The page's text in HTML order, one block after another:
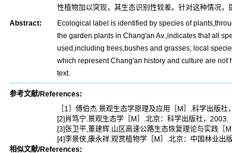
性植物加以突现，其生态识别性较差。针对这种情况，
Abstract:
Ecological label is identified by species of
the garden plants in Chang'an Av.,indicates that all
used,including trees,bushes and grasses; local
which represent Chang'an history and culture are
text.
参考文献/References:
［1］傅伯杰.景观生态学原理及应用［M］.科学出版社
[2]肖笃宁.景观生态学［M］.北京：科学出版社，2003.
[3]张卫平,董建辉.山区高速公路生态恢复理论与实践［
[4]李景侠,康永祥.观赏植物学［M］.北京：中国林业
相似文献/References: